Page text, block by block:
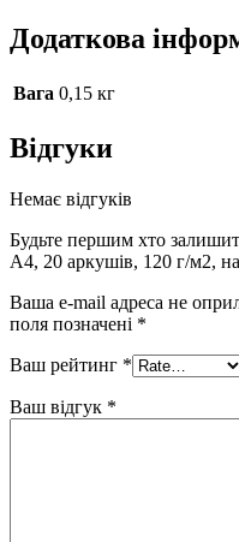
Додаткова
Вага 0,15 кг
Відгуки
Немає відгуків
Будьте першим хто
А4, 20 аркушів, 120 г/м2,
Ваша e-mail адреса не
поля позначені *
Ваш рейтинг *
Ваш відгук *